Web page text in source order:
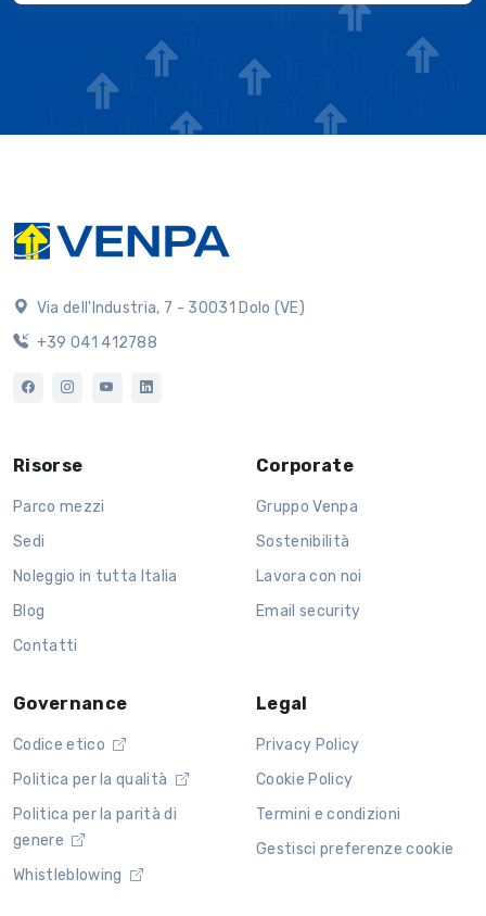
Via dell'Industria, 7 - 30031 Dolo (VE)
+39 041 412788
Risorse
Parco mezzi
Sedi
Noleggio in tutta Italia
Blog
Contatti
Corporate
Gruppo Venpa
Sostenibilità
Lavora con noi
Email security
Governance
Codice etico
Politica per la qualità
Politica per la parità di
genere
Whistleblowing
Legal
Privacy Policy
Cookie Policy
Termini e condizioni
Gestisci preferenze cookie